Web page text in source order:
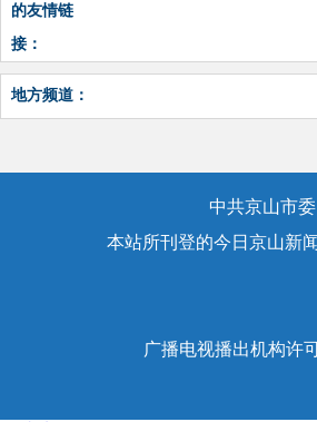
的友情链
接：
地方频道：
中共京山市
本站所刊登的今日京山新
广播电视播出机构许